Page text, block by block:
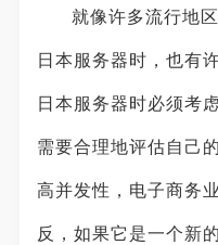
就像许多流行地
日本服务器时，也有
日本服务器时必须考
需要合理地评估自己
高并发性，电子商务
反，如果它是一个新